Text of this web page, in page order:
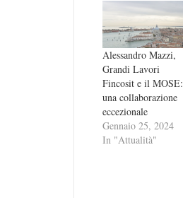
Alessandro Mazzi,
Grandi Lavori
Fincosit e il MOSE:
una collaborazione
eccezionale
Gennaio 25, 2024
In "Attualità"